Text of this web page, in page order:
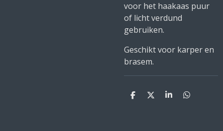
voor het haakaas puur
of licht verdund
gebruiken.
Geschikt voor karper en
brasem.
D
D
S
D